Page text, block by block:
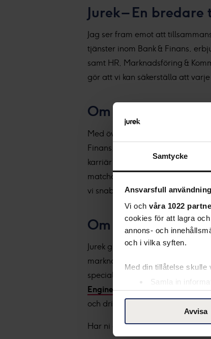
Samtycke
Ansvarsfull
Vi och våra 1022
cookies för att lagra
annons- och
och i vilka syften.
Med din tillåtelse skulle
Samla in
Ta reda på mer om
eller dra tillbaka ditt
Avvisa
Jurek – En
Jag ser fram emot att
tjänster inom Bank & Finans,
samt HR, Marknadsföring &
gör att vi kan säkerställa att
Om Lisa Eliasson
Med över sex års erfarenhet
Finans, Försäkring och
karriär inom Bank & Finans har
matcha rätt kandidat med rätt
vi snabbt hittar lösningar som
Om Jurek:
Jurek grundades 2006 av
marknadsledarna inom
specialister inom områdena
Engineering. Jurek växer i
och driver sedan 2017 den
Har ni ett kompetensbehov?